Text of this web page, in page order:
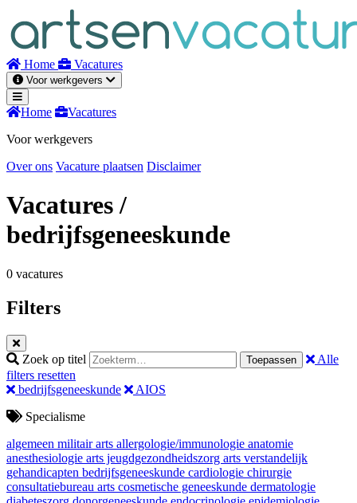
inhoud
Home Vacatures
Voor werkgevers
Home
Vacatures
Voor werkgevers
Over ons Vacature plaatsen Disclaimer
Vacatures/
bedrijfsgeneeskunde
0 vacatures
Filters
Zoek op titel Toepassen
Alle
filters resetten
bedrijfsgeneeskunde
AIOS
Specialisme
algemeen militair arts allergologie/immunologie anatomie
anesthesiologie arts jeugdgezondheidszorg arts verstandelijk
gehandicapten bedrijfsgeneeskunde cardiologie chirurgie
consultatiebureau arts cosmetische geneeskunde dermatologie